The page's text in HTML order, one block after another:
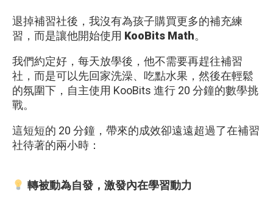
退掉補習社後，我沒有為孩子購買更多的補充練
習，而是讓他開始使用 KooBits Math。
我們約定好，每天放學後，他不需要再趕往補習
社，而是可以先回家洗澡、吃點水果，然後在輕鬆
的氛圍下，自主使用 KooBits 進行 20 分鐘的數學挑
戰。
這短短的 20 分鐘，帶來的成效卻遠遠超過了在補習
社待著的兩小時：
轉被動為自發，激發內在學習動力